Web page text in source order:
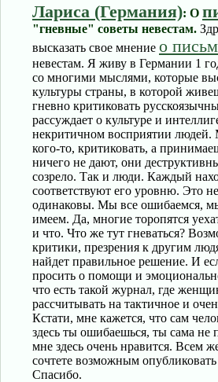
Лариса (Германия): О
"гневные" советы невестам.
высказать свое мнение о
невестам. Я живу в Германии 1
со многими мыслями, которые
культуры страны, в которой
гневно критиковать
рассуждает о культуре и
некритичном восприятии людей.
кого-то, критиковать, а
ничего не дают, они
созрело. Так и люди. Каждый
соответствуют его уровню. Это
одинаковы. Мы все ошибаемся,
имеем. Да, многие торопятся
и что. Что же тут гневаться?
критики, презрения к другим
найдет правильное решение. И
просить о помощи и
что есть такой журнал, где
рассчитывать на тактичное и
Кстати, мне кажется, что сам
здесь ты ошибаешься, ты сама не
мне здесь очень нравится. Всем
сочтете возможным
Спасибо.